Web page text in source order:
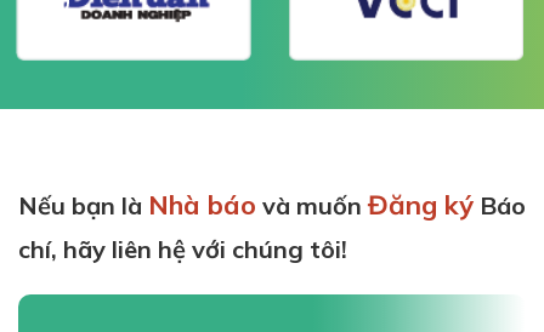
Nếu bạn là Nhà báo và muốnĐăng ký Báo
chí, hãy liên hệ với chúng tôi!